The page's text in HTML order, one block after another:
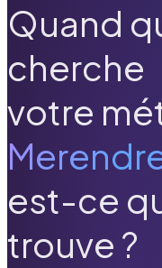
Quand
cherche
votre
est-ce
trouve ?